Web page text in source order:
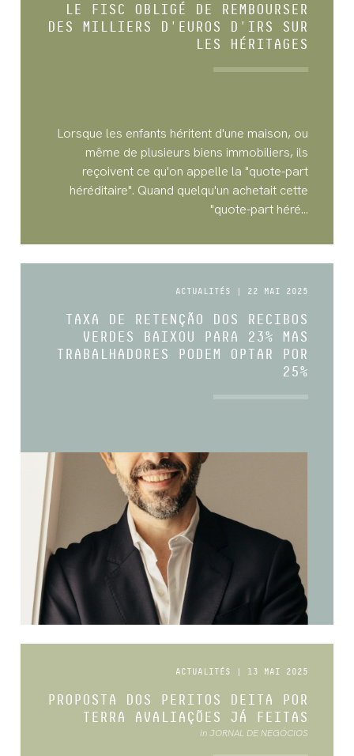
LE FISC OBLIGÉ DE REMBOURSER
DES MILLIERS D'EUROS D'IRS SUR
LES HÉRITAGES
Lorsque les enfants héritent d'une maison, ou
même de plusieurs biens immobiliers, ils
reçoivent ce qu'on appelle la "quote-part
héréditaire". Quand quelqu'un achetait cette
"quote-part héré...
ACTUALITÉS | 22 MAI 2025
TAXA DE RETENÇÃO DOS RECIBOS
VERDES BAIXOU PARA 23% MAS
TRABALHADORES PODEM OPTAR POR
25%
ACTUALITÉS | 13 MAI 2025
PROPOSTA DOS PERITOS DEITA POR
TERRA AVALIAÇÕES JÁ FEITAS
in JORNAL DE NEGÓCIOS